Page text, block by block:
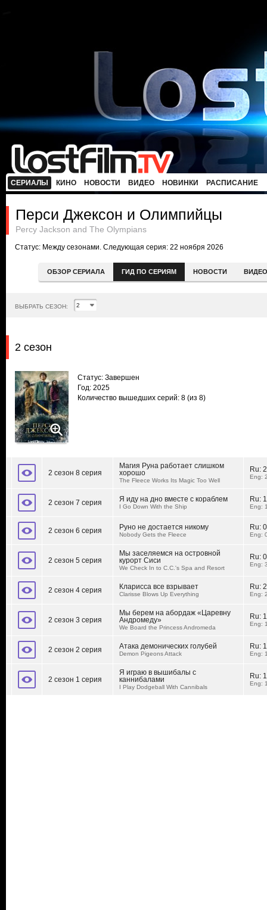
СЕРИАЛЫ КИНО НОВОСТИ ВИДЕО НОВИНКИ РАСПИСАНИЕ
Перси Джексон и Олимпийцы
Percy Jackson and The Olympians
Статус: Между сезонами. Следующая серия: 22 ноября 2026
ОБЗОР СЕРИАЛА ГИД ПО СЕРИЯМ НОВОСТИ ВИДЕО
ВЫБРАТЬ СЕЗОН:
2 сезон
Статус: Завершен
Год: 2025
Количество вышедших серий: 8 (из 8)
2 сезон 8 серия
Магия Руна работает слишком
хорошо
The Fleece Works Its Magic Too Well
Ru:
Eng:
2 сезон 7 серия Я иду на дно вместе с кораблем
I Go Down With the Ship
Ru:
Eng:
2 сезон 6 серия Руно не достается никому
Nobody Gets the Fleece
Ru:
Eng:
2 сезон 5 серия
Мы заселяемся на островной
курорт Сиси
We Check In to C.C.'s Spa and Resort
Ru:
Eng:
2 сезон 4 серия Кларисса все взрывает
Clarisse Blows Up Everything
Ru:
Eng:
2 сезон 3 серия
Мы берем на абордаж «Царевну
Андромеду»
We Board the Princess Andromeda
Ru:
Eng:
2 сезон 2 серия Атака демонических голубей
Demon Pigeons Attack
Ru:
Eng:
2 сезон 1 серия
Я играю в вышибалы с
каннибалами
I Play Dodgeball With Cannibals
Ru:
Eng: